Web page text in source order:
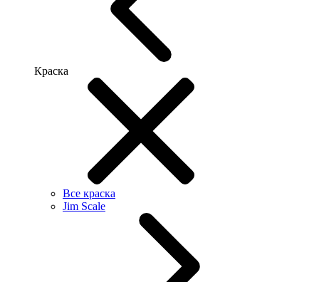
Краска
Все краска
Jim Scale